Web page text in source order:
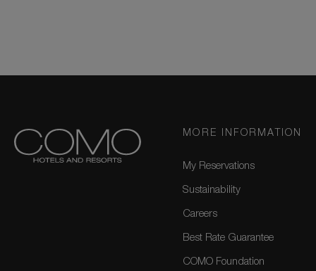
MORE INFORMATION
My Reservations
Sustainability
Careers
Best Rate Guarantee
COMO Foundation